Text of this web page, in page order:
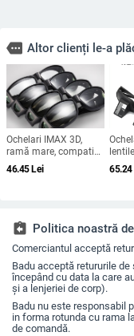
more Altor clienți le-a
Ochelari IMAX 3D,
ramă mare, compatibil
universal, polarizator,
model GY982
46.45Lei
HD
citire
65.24
assignment_return Politica noastră
Comerciantul acceptă
Badu acceptă retururile
începând cu data la care
și a lenjeriei de corp).
Badu nu este responsabil
in forma rotunda cu rama
de comandă.